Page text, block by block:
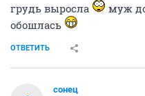
грудь выросла
муж
обошлась
ОТВЕТИТЬ
сонец